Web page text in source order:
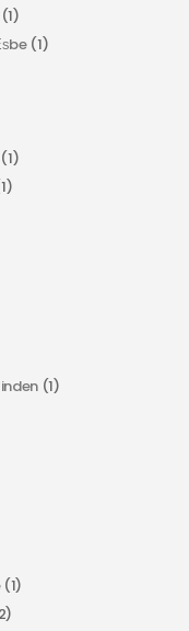
(1)
(1)
(1)